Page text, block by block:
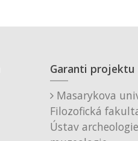
Garanti projektu
Masarykova
Filozofická
Ústav